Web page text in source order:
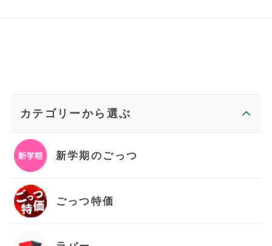
カテゴリーから選ぶ
新学期のごっつ
ごっつ特価